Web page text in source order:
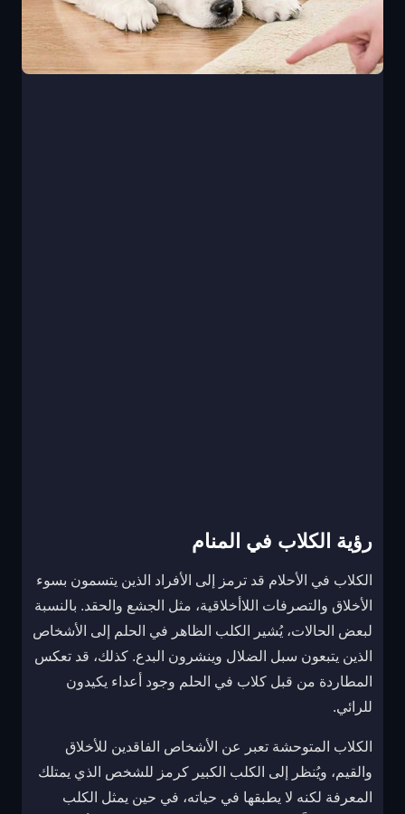
رؤية الكلاب في المنام
الكلاب في الأحلام قد ترمز إلى الأفراد الذين يتسمون بسوء
الأخلاق والتصرفات اللاأخلاقية، مثل الجشع والحقد. بالنسبة
لبعض الحالات، يُشير الكلب الظاهر في الحلم إلى الأشخاص
الذين يتبعون سبل الضلال وينشرون البدع. كذلك، قد تعكس
المطاردة من قبل كلاب في الحلم وجود أعداء يكيدون
للرائي.
الكلاب المتوحشة تعبر عن الأشخاص الفاقدين للأخلاق
والقيم، ويُنظر إلى الكلب الكبير كرمز للشخص الذي يمتلك
المعرفة لكنه لا يطبقها في حياته، في حين يمثل الكلب